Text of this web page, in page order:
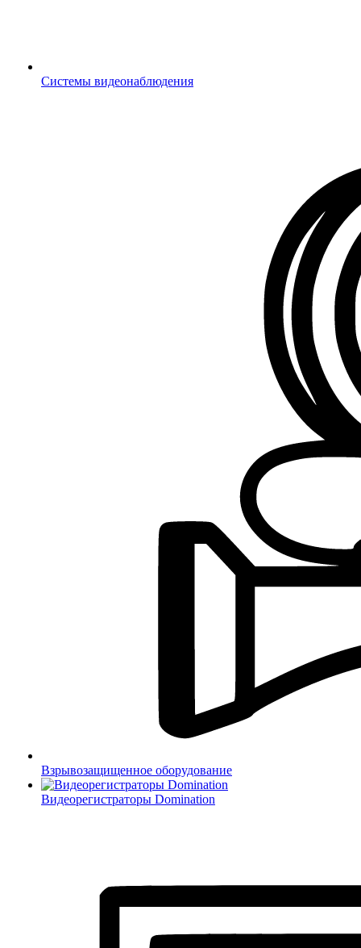
Системы видеонаблюдения
Взрывозащищенное оборудование
Видеорегистраторы Domination